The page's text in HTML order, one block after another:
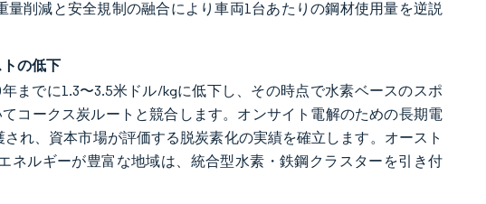
削減と安全規制の融合により車両1台あたりの鋼材使用量を逆説
の低下
までに1.3〜3.5米ドル/kgに低下し、その時点で水素ベースのスポ
コークス炭ルートと競合します。オンサイト電解のための長期電
れ、資本市場が評価する脱炭素化の実績を確立します。オースト
ネルギーが豊富な地域は、統合型水素・鉄鋼クラスターを引き付